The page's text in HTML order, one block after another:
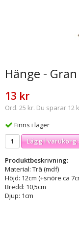
Hänge -
13 kr
Ord. 25 kr. Du sparar 12
Finns i lager
Lägg i varukorg
Produktbeskrivning:
Material: Trä (mdf)
Höjd: 12cm (+snöre ca
Bredd: 10,5cm
Djup: 1cm